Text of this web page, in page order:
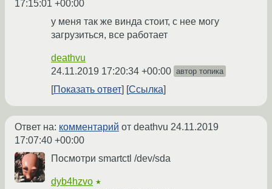
17:15:01 +00:00
у меня так же винда стоит, с нее могу
загрузиться, все работает
deathvu
24.11.2019 17:20:34 +00:00 автор топика
Показать ответ Ссылка
Ответ на: комментарий от deathvu 24.11.2019
17:07:40 +00:00
Посмотри smartctl /dev/sda
dyb4hzvo ★